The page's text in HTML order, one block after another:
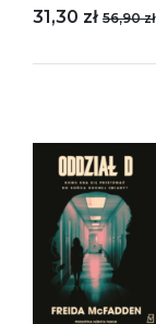
31,30 zł 56,90 zł